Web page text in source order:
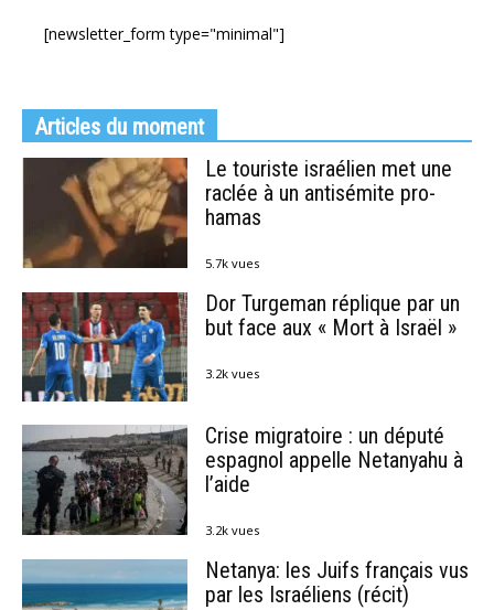
[newsletter_form type="minimal"]
Articles du moment
Le touriste israélien met une
raclée à un antisémite pro-
hamas
5.7k vues
Dor Turgeman réplique par un
but face aux « Mort à Israël »
3.2k vues
Crise migratoire : un député
espagnol appelle Netanyahu à
l’aide
3.2k vues
Netanya: les Juifs français vus
par les Israéliens (récit)